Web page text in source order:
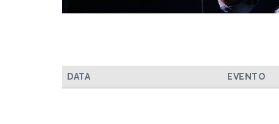
DATA EVENTO